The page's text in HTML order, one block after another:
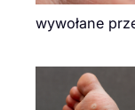
wywołane